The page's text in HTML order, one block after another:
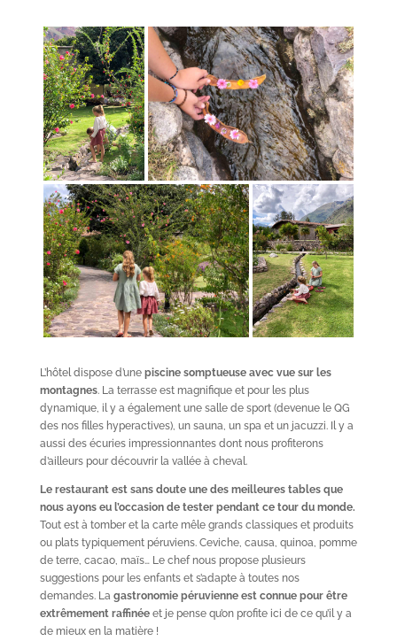
L’hôtel dispose d’une piscine somptueuse avec vue sur les
montagnes. La terrasse est magnifique et pour les plus
dynamique, il y a également une salle de sport (devenue le QG
des nos filles hyperactives), un sauna, un spa et un jacuzzi. Il y a
aussi des écuries impressionnantes dont nous profiterons
d’ailleurs pour découvrir la vallée à cheval.
Le restaurant est sans doute une des meilleures tables que
nous ayons eu l’occasion de tester pendant ce tour du monde.
Tout est à tomber et la carte mêle grands classiques et produits
ou plats typiquement péruviens. Ceviche, causa, quinoa, pomme
de terre, cacao, maïs… Le chef nous propose plusieurs
suggestions pour les enfants et s’adapte à toutes nos
demandes. La gastronomie péruvienne est connue pour être
extrêmement raffinéeet je pense qu’on profite ici de ce qu’il y a
de mieux en la matière !